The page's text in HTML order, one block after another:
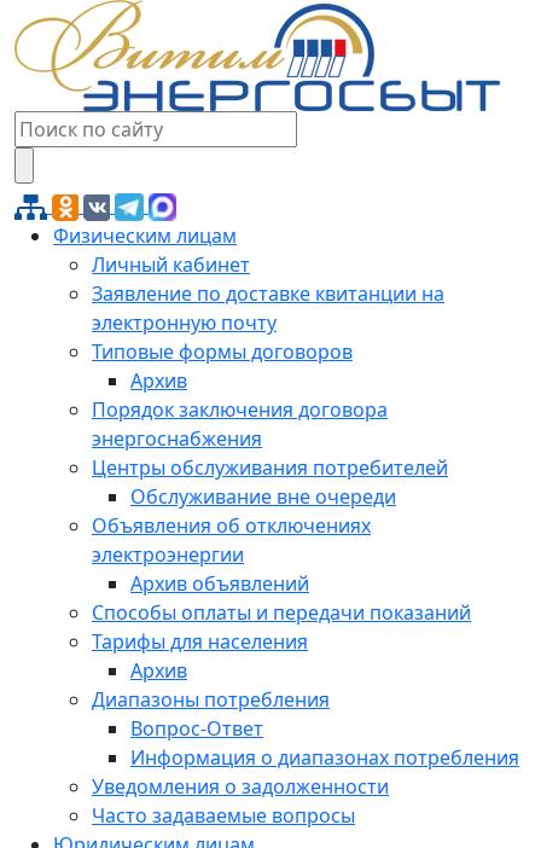
Физическим лицам
Личный кабинет
Заявление по доставке квитанции на
электронную почту
Типовые формы договоров
Архив
Порядок заключения договора
энергоснабжения
Центры обслуживания потребителей
Обслуживание вне очереди
Объявления об отключениях
электроэнергии
Архив объявлений
Способы оплаты и передачи показаний
Тарифы для населения
Архив
Диапазоны потребления
Вопрос-Ответ
Информация о диапазонах потребления
Уведомления о задолженности
Часто задаваемые вопросы